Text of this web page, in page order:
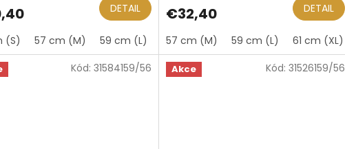
DETAIL
(S) 57 cm (M) 59 cm (L) 61 cm (XL)
€32,40 DETAIL
57 cm (M) 59 cm (L) 61 cm (XL)
Kód: 31584159/56 Akce Kód: 31526159/56